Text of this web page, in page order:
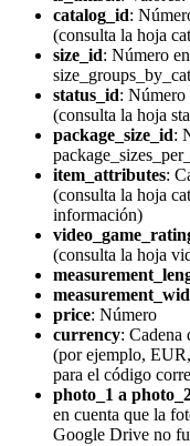
catalog_id:
(consulta la hoja
size_id: Número
status_id: Número
(consulta la hoja
package_size_id:
item_attributes:
(consulta la hoja
información)
(consulta la hoja
price: Número
currency: Cadena
(por ejemplo,
para el código
photo_1 a
en cuenta que la
Google Drive no